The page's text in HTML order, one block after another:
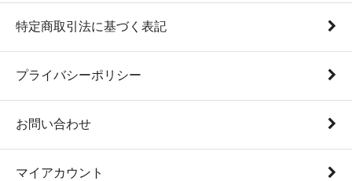
特定商取引法に基づく表記
プライバシーポリシー
お問い合わせ
マイアカウント